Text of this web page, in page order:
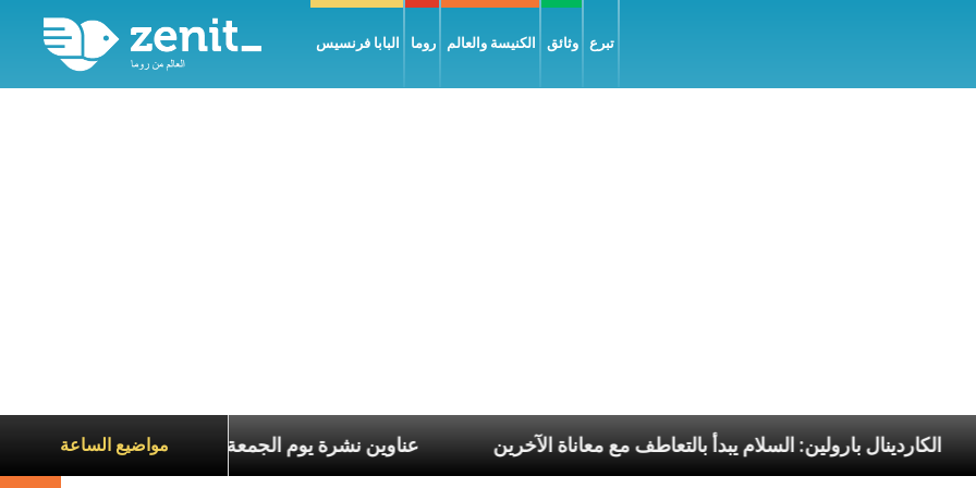
البابا فرنسيس روما الكنيسة والعالم وثائق تبرع
مواضيع الساعةعناوين نشرة يوم الجمعة 7 آب 2026: السلام يُبنى بصبر يومًا بعد يوم الكاردينال بارولين: السلام يبدأ بالتعاطف مع معاناة الآخرين